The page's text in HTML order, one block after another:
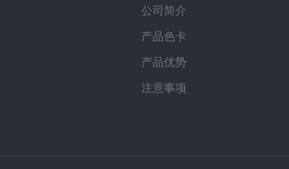
公司简介
产品色卡
产品优势
注意事项